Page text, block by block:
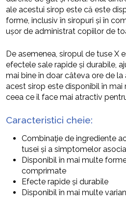
ale acestui sirop este că este
forme, inclusiv în siropuri și în
ușor de administrat copiilor de
De asemenea, siropul de tuse X
efectele sale rapide și durabile,
mai bine în doar câteva ore de la
acest sirop este disponibil în mai
ceea ce îl face mai atractiv
Caracteristici cheie:
Combinație de ingrediente
tusei și a simptomelor
Disponibil în mai multe
comprimate
Efecte rapide și durabile
Disponibil în mai multe